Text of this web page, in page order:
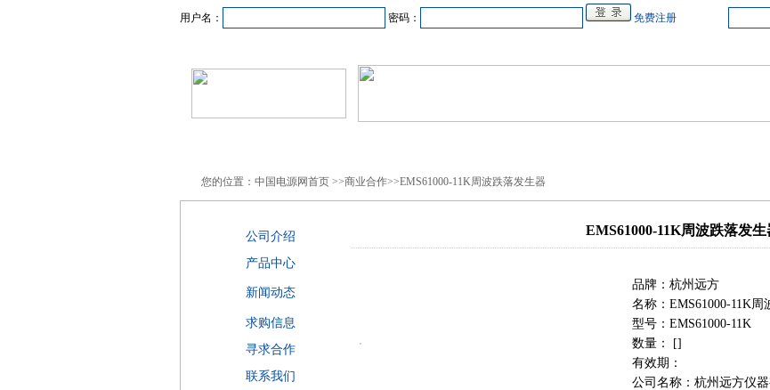
用户名： 密码： 免费注册
您的位置：中国电源网首页 >>商业合作>>EMS61000-11K周波跌落发生器
公司介绍
产品中心
新闻动态
求购信息
寻求合作
联系我们
EMS61000-11K周波跌落发生
品牌：杭州远方
名称：EMS61000-11K周
型号：EMS61000-11K
数量： []
有效期：
公司名称：杭州远方仪器